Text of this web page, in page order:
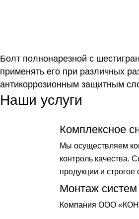
Болт полнонарезной с
применять его при различных
антикоррозионным защитным
Наши услуги
Комплексное
Мы осуществляем
контроль качества.
продукции и
Монтаж систем
Компания ООО